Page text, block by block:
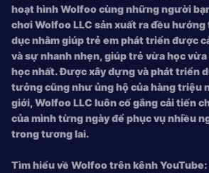
hoạt hình Wolfoo cùng những người
chơi Wolfoo LLC sản xuất ra đều
dục nhằm giúp trẻ em phát triển được
và sự nhanh nhẹn, giúp trẻ vừa học
học nhất. Được xây dựng và phát triển
tưởng cũng như ủng hộ của hàng triệu
giới, Wolfoo LLC luôn cố gắng cải tiến
của mình từng ngày để phục vụ nhiều
trong tương lai.
Tìm hiểu về Wolfoo trên kênh YouTube: